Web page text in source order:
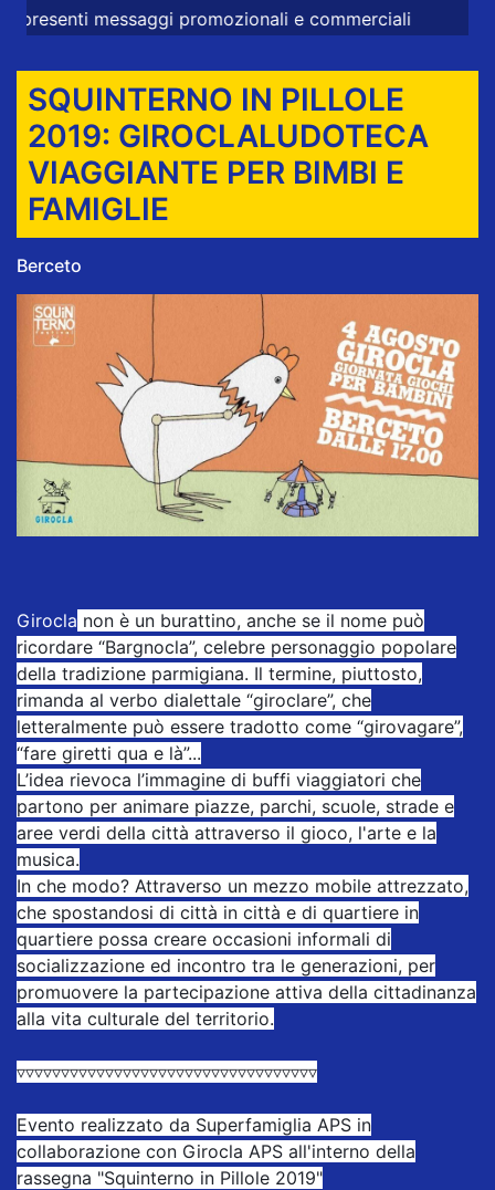
messaggi promozionali e commerciali
SQUINTERNO IN PILLOLE
2019: GIROCLALUDOTECA
VIAGGIANTE PER BIMBI E
FAMIGLIE
Berceto
Girocla non è un burattino, anche se il nome può
ricordare “Bargnocla”, celebre personaggio popolare
della tradizione parmigiana. Il termine, piuttosto,
rimanda al verbo dialettale “giroclare”, che
letteralmente può essere tradotto come “girovagare”,
“fare giretti qua e là”...
L’idea rievoca l’immagine di buffi viaggiatori che
partono per animare piazze, parchi, scuole, strade e
aree verdi della città attraverso il gioco, l'arte e la
musica.
In che modo? Attraverso un mezzo mobile attrezzato,
che spostandosi di città in città e di quartiere in
quartiere possa creare occasioni informali di
socializzazione ed incontro tra le generazioni, per
promuovere la partecipazione attiva della cittadinanza
alla vita culturale del territorio.
▿▿▿▿▿▿▿▿▿▿▿▿▿▿▿▿▿▿▿▿▿▿▿▿▿▿▿▿▿▿▿▿▿▿
Evento realizzato da Superfamiglia APS in
collaborazione con Girocla APS all'interno della
rassegna "Squinterno in Pillole 2019"